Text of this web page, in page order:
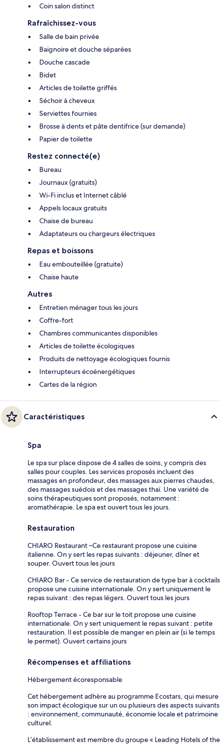
Coin salon distinct
Rafraîchissez-vous
Salle de bain privée
Baignoire et douche séparées
Douche cascade
Bidet
Articles de toilette griffés
Séchoir à cheveux
Serviettes fournies
Brosse à dents et pâte dentifrice (sur demande)
Papier de toilette
Restez connecté(e)
Bureau
Journaux (gratuits)
Wi-Fi inclus et Internet câblé
Appels locaux gratuits
Chaise de bureau
Adaptateurs ou chargeurs électriques
Repas et boissons
Eau embouteillée (gratuite)
Chaise haute
Autres
Entretien ménager tous les jours
Coffre-fort
Chambres communicantes disponibles
Articles de toilette écologiques
Produits de nettoyage écologiques fournis
Interrupteurs écoénergétiques
Cartes de la région
Caractéristiques
Spa
Le spa sur place dispose de 4 salles de soins, y compris des
salles pour couples. Les services proposés incluent des
massages en profondeur, des massages aux pierres chaudes,
des massages suédois et des massages thaï. Une variété de
soins thérapeutiques sont proposés, notamment :
aromathérapie. Le spa est ouvert tous les jours.
Restauration
CHIARO Restaurant –Ce restaurant propose une cuisine
italienne. On y sert les repas suivants : déjeuner, dîner et
souper. Ouvert tous les jours
CHIARO Bar - Ce service de restauration de type bar à cocktails
propose une cuisine internationale. On y sert uniquement le
repas suivant : des repas légers. Ouvert tous les jours
Rooftop Terrace - Ce bar sur le toit propose une cuisine
internationale. On y sert uniquement le repas suivant : petite
restauration. Il est possible de manger en plein air (si le temps
le permet). Ouvert certains jours
Récompenses et affiliations
Hébergement écoresponsable
Cet hébergement adhère au programme Ecostars, qui mesure
son impact écologique sur un ou plusieurs des aspects suivants
: environnement, communauté, économie locale et patrimoine
culturel.
L’établissement est membre du groupe « Leading Hotels of the